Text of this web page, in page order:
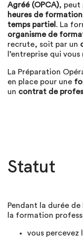
Agréé (OPCA), peut
heures de formation
temps partiel . La
organisme de
recrute, soit par un
l’entreprise qui
La Préparation
en place pour une
un contrat de
Statut
Pendant la durée
la formation
vous percevez